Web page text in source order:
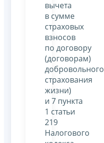
вычета
в сумме
страховых
взносов
по договору
(договорам)
добровольного
страхования
жизни)
и 7 пункта
1 статьи
219
Налогового